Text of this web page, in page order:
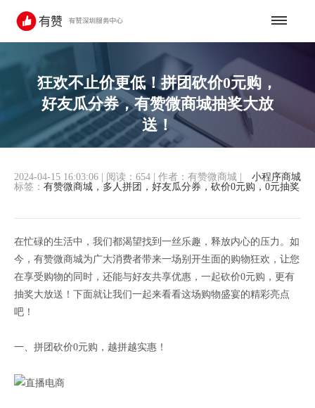
狂欢不止价更低！拼团砍价0元购，
好友瓜分券，有赞微商城抽奖大放
送！
小程序商城
2024-04-15 16:03:06 阅读：654 作者：有赞微商城
标签： 有赞微商城，多人拼团，好友瓜分券，砍价0元购，0元抽奖
在忙碌的生活中，我们都渴望找到一丝乐趣，释放内心的压力。如
今，有赞微商城为广大消费者带来一场别开生面的购物狂欢，让您
在享受购物的同时，还能与好友共享优惠，一起砍价0元购，更有
抽奖大放送！下面就让我们一起来看看这场购物盛宴的精彩亮点
吧！
一、拼团砍价0元购，越拼越实惠！